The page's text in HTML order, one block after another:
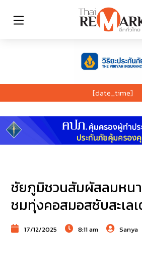
[date_time]
ชัยภูมิชวนสัมผัสลมหน
ชมทุ่งคอสมอสซับสะเล
17/12/2025 8:11 am Sanya